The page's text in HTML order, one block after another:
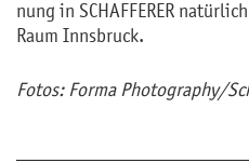
nung in SCHAF­FE­RER
Raum Inns­bruck.
Fotos: Forma Pho­to­gra­phy/